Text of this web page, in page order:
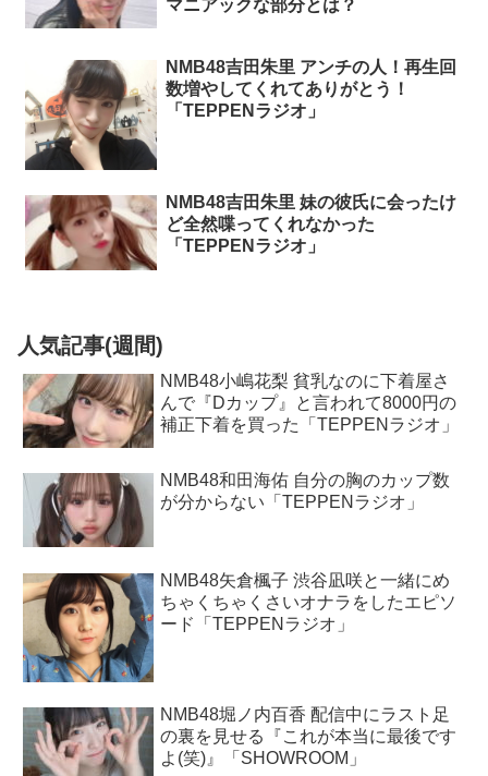
マニアックな部分とは？
NMB48吉田朱里 アンチの人！再生回
数増やしてくれてありがとう！
「TEPPENラジオ」
NMB48吉田朱里 妹の彼氏に会ったけ
ど全然喋ってくれなかった
「TEPPENラジオ」
人気記事(週間)
NMB48小嶋花梨 貧乳なのに下着屋さ
んで『Dカップ』と言われて8000円の
補正下着を買った「TEPPENラジオ」
NMB48和田海佑 自分の胸のカップ数
が分からない「TEPPENラジオ」
NMB48矢倉楓子 渋谷凪咲と一緒にめ
ちゃくちゃくさいオナラをしたエピソ
ード「TEPPENラジオ」
NMB48堀ノ内百香 配信中にラスト足
の裏を見せる『これが本当に最後です
よ(笑)』「SHOWROOM」